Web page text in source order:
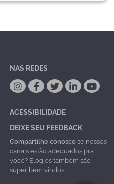
NAS REDES
ACESSIBILIDADE
DEIXE SEU FEEDBACK
Compartilhe conoscose nossos
canais estão adequados pra
você? Elogios também são
super bem vindos!